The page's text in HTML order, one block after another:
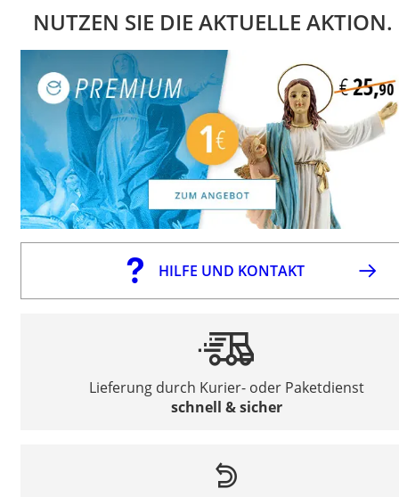
NUTZEN SIE DIE AKTUELLE AKTION.
HILFE UND KONTAKT
Lieferung durch Kurier- oder Paketdienst
schnell & sicher